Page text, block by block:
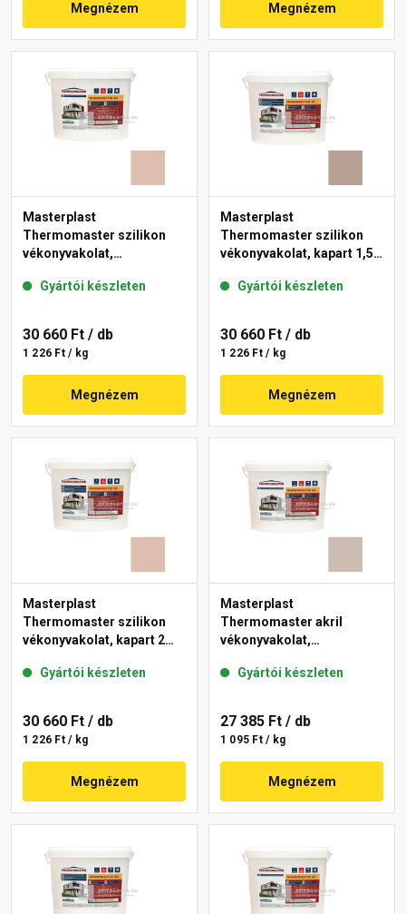
Megnézem Megnézem
Masterplast
Thermomaster szilikon
vékonyvakolat,
13-D 25 kg
Gyártói készleten
30 660 Ft / db
1 226 Ft / kg
Megnézem
Masterplast
Thermomaster szilikon
vékonyvakolat, kapart 1,5
Gyártói készleten
30 660 Ft / db
1 226 Ft / kg
Megnézem
Masterplast
Thermomaster szilikon
vékonyvakolat, kapart 2
Gyártói készleten
30 660 Ft / db
1 226 Ft / kg
Megnézem
Masterplast
Thermomaster akril
vékonyvakolat,
44-D 25 kg
Gyártói készleten
27 385 Ft / db
1 095 Ft / kg
Megnézem